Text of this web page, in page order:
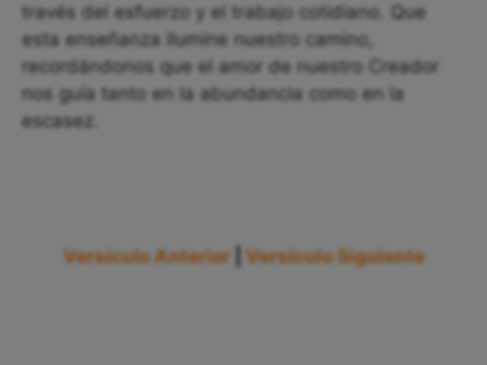
través del esfuerzo y el trabajo cotidiano. Que
esta enseñanza ilumine nuestro camino,
recordándonos que el amor de nuestro Creador
nos guía tanto en la abundancia como en la
escasez.
Versículo Anterior Versículo Siguiente